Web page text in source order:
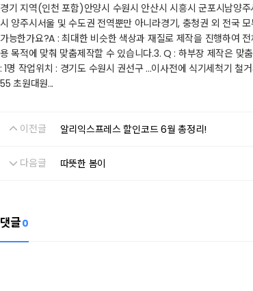
경기 지역(인천 포함)안양시 수원시 안산시 시흥시 군포시남양
시 양주시​서울 및 수도권 전역뿐만 아니라경기, 충청권 외 전국
가능한가요?​A : 최대한 비슷한 색상과 재질로 제작을 진행하여
용 목적에 맞춰 맞춤제작할 수 있습니다.​3. Q : 하부장 제작은 맞
: 1명 작업위치 : 경기도 수원시 권선구 ...​이사전에 식기세척기
55 초원대원...​
이전글 알리익스프레스 할인코드 6월 총정리!
다음글 따뜻한 봄이
댓글0